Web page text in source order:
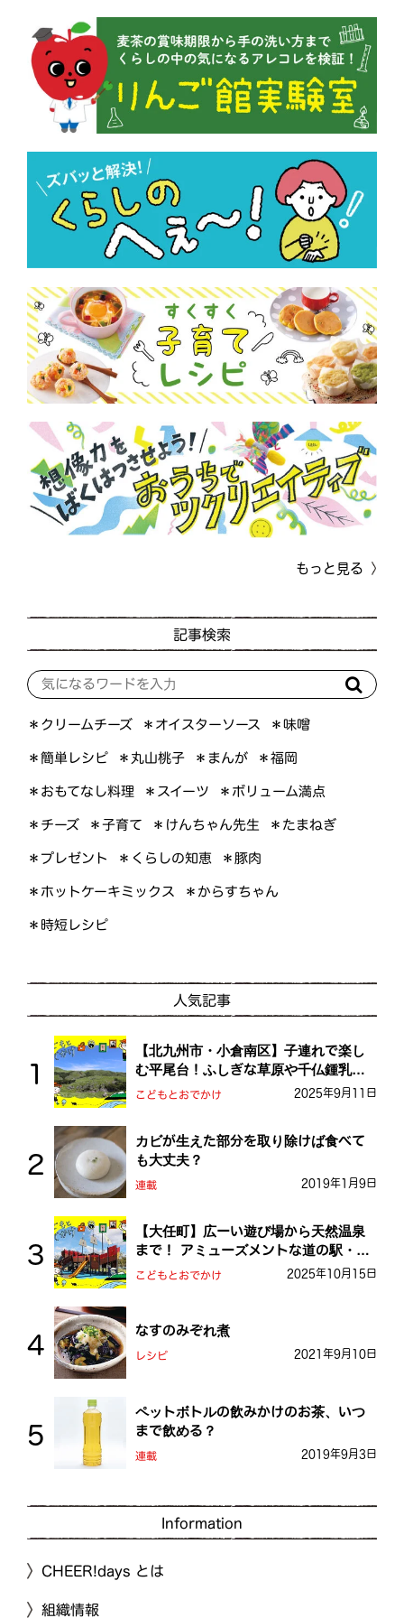
もっと見る
記事検索
＊クリームチーズ ＊オイスターソース ＊味噌
＊簡単レシピ ＊丸山桃子 ＊まんが ＊福岡
＊おもてなし料理 ＊スイーツ ＊ボリューム満点
＊チーズ ＊子育て ＊けんちゃん先生 ＊たまねぎ
＊プレゼント ＊くらしの知恵 ＊豚肉
＊ホットケーキミックス ＊からすちゃん
＊時短レシピ
人気記事
【北九州市・小倉南区】子連れで楽し
む平尾台！ふしぎな草原や千仏鍾乳洞
を探検しよう！
こどもとおでかけ 2025年9月11日
カビが生えた部分を取り除けば食べて
も大丈夫？
連載 2019年1月9日
【大任町】広ーい遊び場から天然温泉
まで！ アミューズメントな道の駅・お
おとう桜街道
こどもとおでかけ 2025年10月15日
なすのみぞれ煮
レシピ 2021年9月10日
ペットボトルの飲みかけのお茶、いつ
まで飲める？
連載 2019年9月3日
Information
CHEER!days とは
組織情報